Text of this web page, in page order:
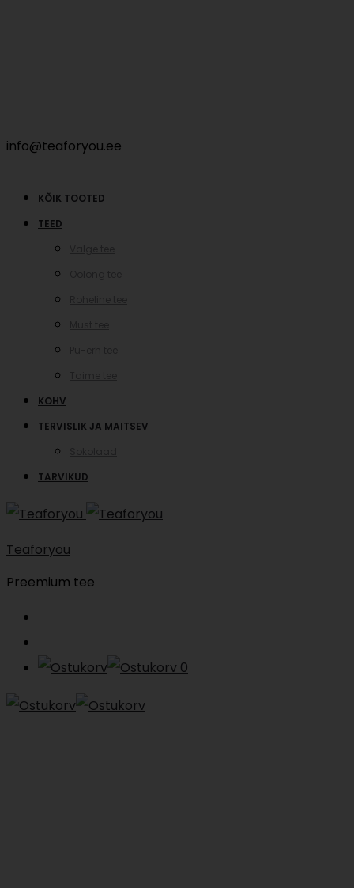
info@teaforyou.ee
KÕIK TOOTED
TEED
KOHV
TERVISLIK JA MAITSEV
TARVIKUD
Teaforyou
Preemium tee
0